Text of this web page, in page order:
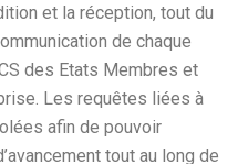
et la réception, tout du
de chaque
des Etats Membres et
Les requêtes liées à
afin de pouvoir
tout au long de